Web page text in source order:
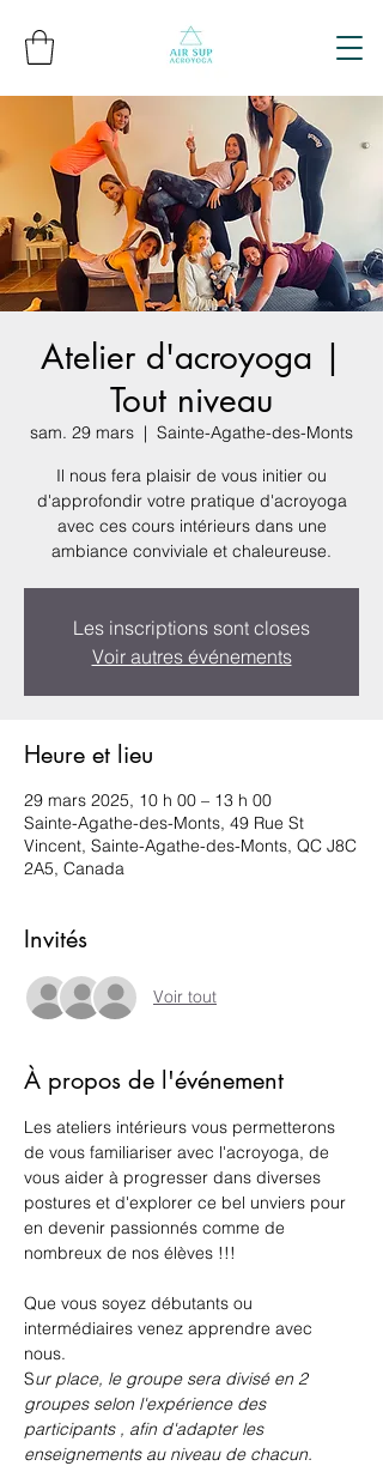
Atelier d'acroyoga |
Tout niveau
sam. 29 mars
  |
Sainte-Agathe-des-Monts
Il nous fera plaisir de vous initier ou
d'approfondir votre pratique d'acroyoga
avec ces cours intérieurs dans une
ambiance conviviale et chaleureuse.
Les inscriptions sont closes
Voir autres événements
Heure et lieu
29 mars 2025, 10 h 00 – 13 h 00
Sainte-Agathe-des-Monts, 49 Rue St
Vincent, Sainte-Agathe-des-Monts, QC J8C
2A5, Canada
Invités
Voir tout
À propos de l'événement
Les ateliers intérieurs vous permetterons
de vous familiariser avec l'acroyoga, de
vous aider à progresser dans diverses
postures et d'explorer ce bel unviers pour
en devenir passionnés comme de
nombreux de nos élèves !!!
Que vous soyez débutants ou
intermédiaires venez apprendre avec
nous.
Sur place, le groupe sera divisé en 2
groupes selon l'expérience des
participants , afin d'adapter les
enseignements au niveau de chacun.